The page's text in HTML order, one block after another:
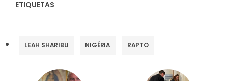
ETIQUETAS
LEAH SHARIBU NIGÉRIA RAPTO